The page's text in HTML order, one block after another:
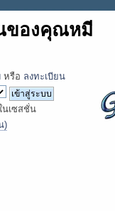
ของคุณหมี
หรือ ลงทะเบียน
นเซสชั่น
)